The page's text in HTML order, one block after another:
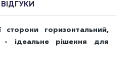
ВІДГУКИ
сторони горизонтальний,
- ідеальне рішення для